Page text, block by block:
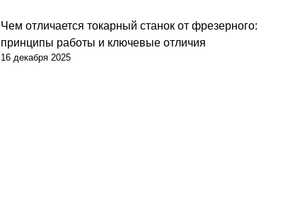
Советы
Чем отличается токарный станок от фрезерного:
принципы работы и ключевые отличия
16 декабря 2025